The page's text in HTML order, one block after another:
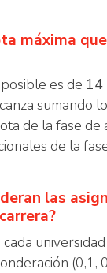
máxima
es de 14
sumando
de la fase de
de la
las
(0,1,